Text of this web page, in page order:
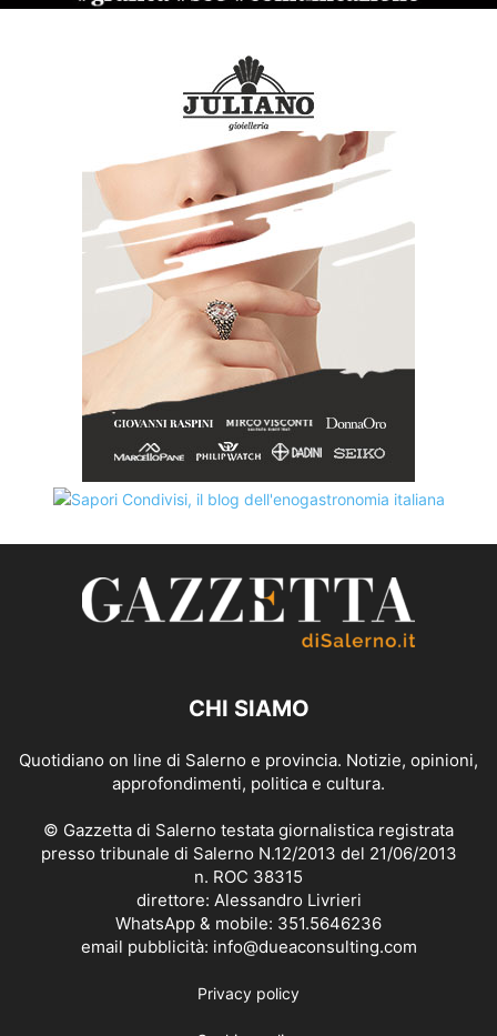
CHI SIAMO
Quotidiano on line di Salerno e provincia. Notizie, opinioni,
approfondimenti, politica e cultura.
© Gazzetta di Salerno testata giornalistica registrata
presso tribunale di Salerno N.12/2013 del 21/06/2013
n. ROC 38315
direttore: Alessandro Livrieri
WhatsApp & mobile: 351.5646236
email pubblicità: info@dueaconsulting.com
Privacy policy